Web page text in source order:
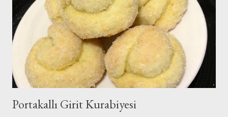
Yan gözle baktım An itibariyle 1-0 yeniliyor Galatasaray 😊Yazımı
tamamladığımda maç sonucunu iletirim merak etmeyin😉😉Milli
maçlar dışında ki maçlar çok ilgimi çekmiyor anladığınız üzere.. ...
Portakallı Girit Kurabiyesi